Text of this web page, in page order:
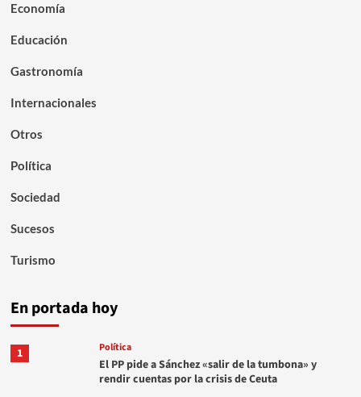
Economía
Educación
Gastronomía
Internacionales
Otros
Política
Sociedad
Sucesos
Turismo
En portada hoy
1 Política
El PP pide a Sánchez «salir de la tumbona» y
rendir cuentas por la crisis de Ceuta